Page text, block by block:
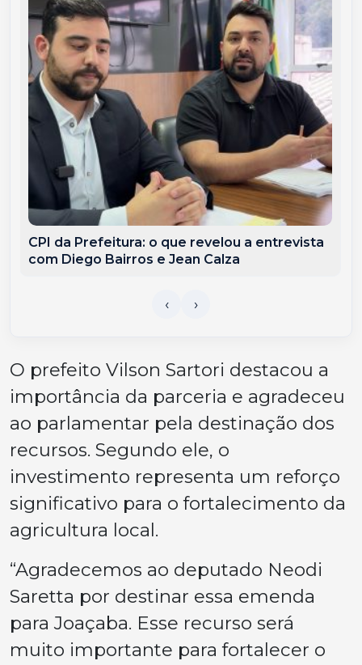
CPI da Prefeitura: o que revelou a entrevista
com Diego Bairros e Jean Calza
O prefeito Vilson Sartori destacou a
importância da parceria e agradeceu
ao parlamentar pela destinação dos
recursos. Segundo ele, o
investimento representa um reforço
significativo para o fortalecimento da
agricultura local.
“Agradecemos ao deputado Neodi
Saretta por destinar essa emenda
para Joaçaba. Esse recurso será
muito importante para fortalecer o